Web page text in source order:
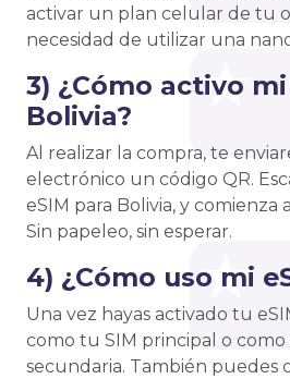
activar un plan celular de tu
necesidad de utilizar una
3) ¿Cómo activo mi
Bolivia?
Al realizar la compra, te
electrónico un código QR.
eSIM para Bolivia, y comienza
Sin papeleo, sin esperar.
4) ¿Cómo uso mi
Una vez hayas activado tu
como tu SIM principal o como
secundaria. También puedes